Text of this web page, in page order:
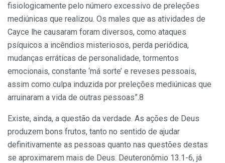
fisiologicamente pelo número excessivo de preleções
mediúnicas que realizou. Os males que as atividades de
Cayce lhe causaram foram diversos, como ataques
psíquicos a incêndios misteriosos, perda periódica,
mudanças erráticas de personalidade, tormentos
emocionais, constante ‘má sorte’ e reveses pessoais,
assim como culpa induzida por preleções mediúnicas que
arruinaram a vida de outras pessoas”.8
Existe, ainda, a questão da verdade. As ações de Deus
produzem bons frutos, tanto no sentido de ajudar
definitivamente as pessoas quanto nas questões destas
se aproximarem mais de Deus. Deuteronômio 13.1-6, já